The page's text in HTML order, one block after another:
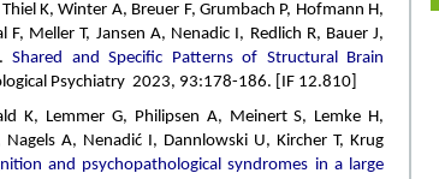
K, Winter A, Breuer F, Grumbach P, Hofmann H,
Meller T, Jansen A, Nenadic I, Redlich R, Bauer J,
Shared and Specific Patterns of Structural Brain
Psychiatry 2023, 93:178-186. [IF 12.810]
K, Lemmer G, Philipsen A, Meinert S, Lemke H,
A, Nenadić I, Dannlowski U, Kircher T, Krug
and psychopathological syndromes in a large